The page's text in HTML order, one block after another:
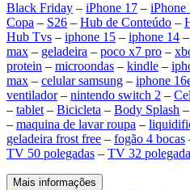
Black Friday – iPhone 17 – iPhone
Copa – S26 – Hub de Conteúdo –
Hub Tvs – iphone 15 – iphone 14 –
max – geladeira – poco x7 pro –
protein – microondas – kindle –
max – celular samsung – iphone
ventilador– nintendo switch 2 –
– tablet – Bicicleta – Body Splash –
– maquina de lavar roupa –
geladeira frost free – fogão 4 bocas
TV 50 polegadas – TV 32
Mais informações